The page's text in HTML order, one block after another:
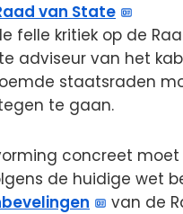
van State
felle kritiek op de
adviseur van het
staatsraden
te gaan.
concreet
de huidige wet
van de